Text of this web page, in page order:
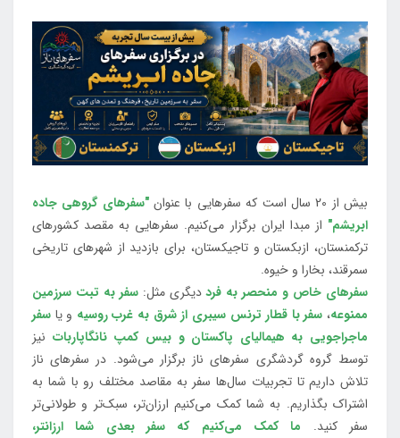
بیش از 20 سال است که سفرهایی با عنوان
"سفرهای گروهی جاده
ابریشم" از مبدا ایران برگزار می‌کنیم. سفرهایی به مقصد کشورهای
ترکمنستان، ازبکستان و تاجیکستان، برای بازدید از شهرهای تاریخی
سمرقند، بخارا و خیوه.
سفرهای خاص و منحصر به فرددیگری مثل:سفر به تبت سرزمین
ممنوعه، سفر با قطار ترنس سیبری از شرق به غرب روسیه و یا سفر
ماجراجویی به هیمالیای پاکستان و بیس کمپ نانگاپاربات نیز
توسط گروه گردشگری سفرهای ناز برگزار می‌شود. در سفرهای ناز
تلاش داریم تا تجربیات سال‌ها سفر به مقاصد مختلف رو با شما به
اشتراک بگذاریم. به شما کمک می‌کنیم ارزان‌تر، سبک‌تر و طولانی‌تر
سفر کنید. ما کمک می‌کنیم که سفر بعدی شما ارزانتر،